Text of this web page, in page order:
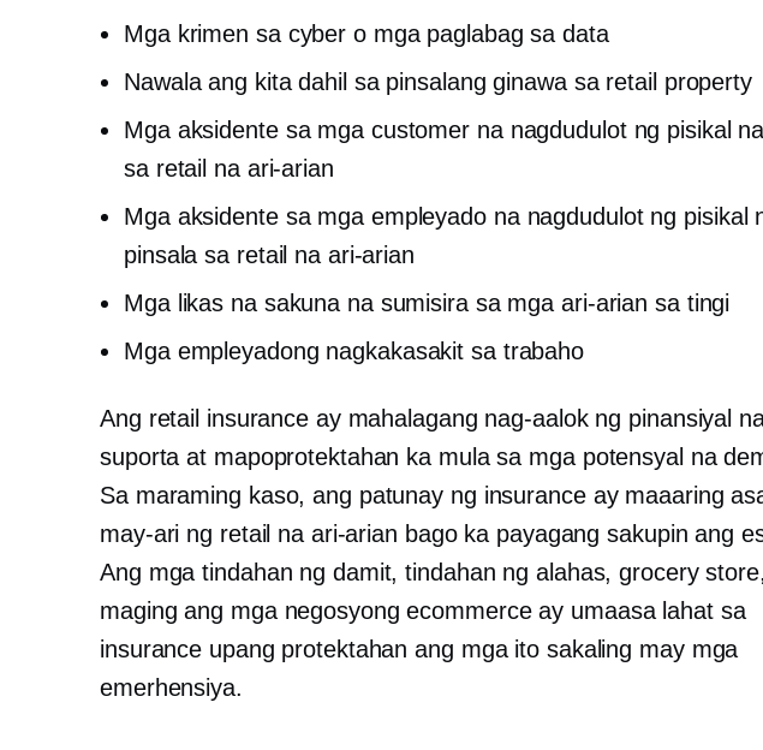
Mga krimen sa cyber o mga paglabag sa data
Nawala ang kita dahil sa pinsalang ginawa sa retail property
Mga aksidente sa mga customer na nagdudulot ng pisikal
sa retail na ari-arian
Mga aksidente sa mga empleyado na nagdudulot ng pisikal
pinsala sa retail na ari-arian
Mga likas na sakuna na sumisira sa mga ari-arian sa tingi
Mga empleyadong nagkakasakit sa trabaho
Ang retail insurance ay mahalagang nag-aalok ng pinansiyal
suporta at mapoprotektahan ka mula sa mga potensyal na
Sa maraming kaso, ang patunay ng insurance ay maaaring
may-ari ng retail na ari-arian bago ka payagang sakupin ang
Ang mga tindahan ng damit, tindahan ng alahas, grocery
maging ang mga negosyong ecommerce ay umaasa lahat sa
insurance upang protektahan ang mga ito sakaling may mga
emerhensiya.